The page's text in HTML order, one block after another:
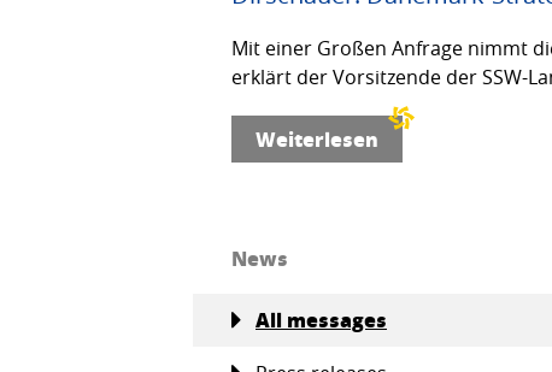
Mit einer Großen Anfrage nimmt
erklärt der Vorsitzende der SSW-
Weiterlesen
News
All messages